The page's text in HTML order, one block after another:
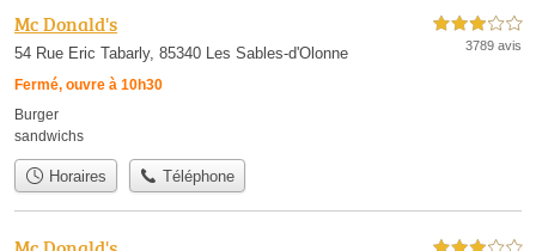
Mc Donald's
54 Rue Eric Tabarly, 85340 Les Sables-d'Olonne
Fermé, ouvre à 10h30
3,0 étoiles sur 5
3789 avis
Burger
sandwichs
Horaires Téléphone
3,0 étoiles sur 5